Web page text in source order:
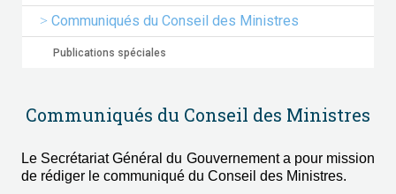
Communiqués du Conseil des Ministres
Publications spéciales
Communiqués du Conseil des Ministres
Le Secrétariat Général du Gouvernement a pour mission
de rédiger le communiqué du Conseil des Ministres.